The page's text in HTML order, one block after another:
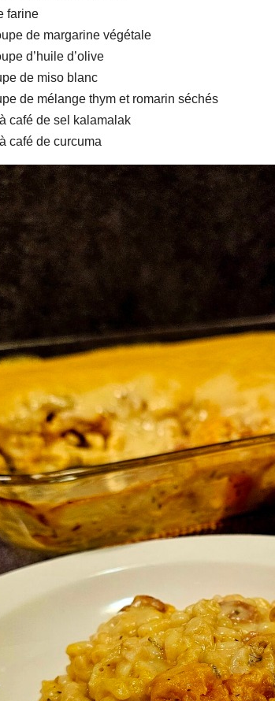
farine
de margarine végétale
d’huile d’olive
de miso blanc
de mélange thym et romarin séchés
café de sel kalamalak
café de curcuma